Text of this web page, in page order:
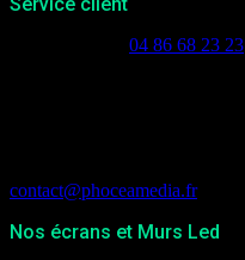
04 86 68 23 23
contact@phoceamedia.fr
Nos écrans et Murs Led